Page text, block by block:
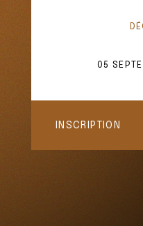
05
INSCRIPTION